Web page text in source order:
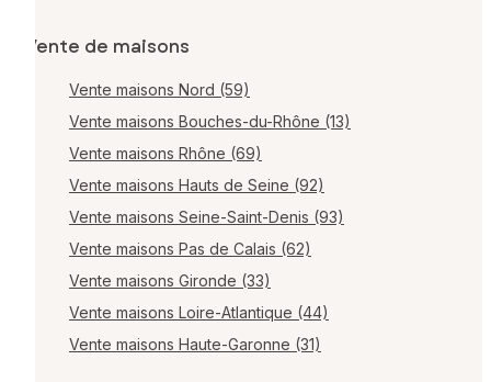
Vente de maisons
Vente maisons Nord (59)
Vente maisons Bouches-du-Rhône (13)
Vente maisons Rhône (69)
Vente maisons Hauts de Seine (92)
Vente maisons Seine-Saint-Denis (93)
Vente maisons Pas de Calais (62)
Vente maisons Gironde (33)
Vente maisons Loire-Atlantique (44)
Vente maisons Haute-Garonne (31)